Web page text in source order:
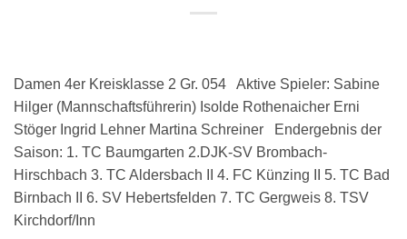
Damen 4er Kreisklasse 2 Gr. 054 Aktive Spieler: Sabine
Hilger (Mannschaftsführerin) Isolde Rothenaicher Erni
Stöger Ingrid Lehner Martina Schreiner Endergebnis der
Saison: 1. TC Baumgarten 2.DJK-SV Brombach-
Hirschbach 3. TC Aldersbach II 4. FC Künzing II 5. TC Bad
Birnbach II 6. SV Hebertsfelden 7. TC Gergweis 8. TSV
Kirchdorf/Inn